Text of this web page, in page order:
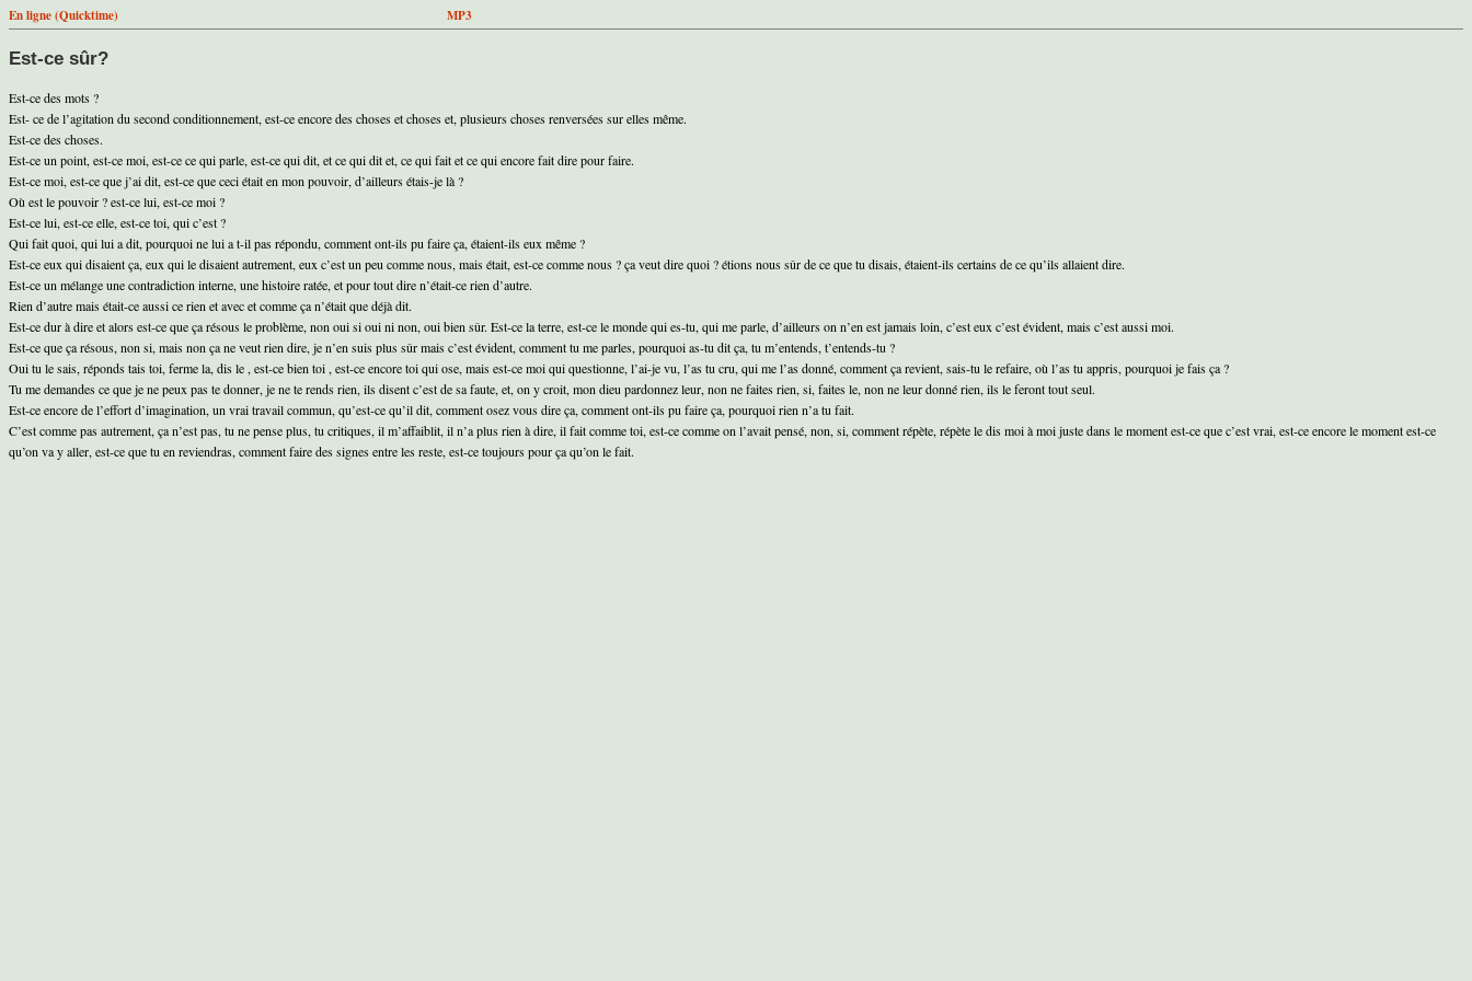
En ligne (Quicktime) MP3
Est-ce sûr?
Est-ce des mots ?
Est- ce de l’agitation du second conditionnement, est-ce encore des choses et choses et, plusieurs choses renversées sur elles même.
Est-ce des choses.
Est-ce un point, est-ce moi, est-ce ce qui parle, est-ce qui dit, et ce qui dit et, ce qui fait et ce qui encore fait dire pour faire.
Est-ce moi, est-ce que j’ai dit, est-ce que ceci était en mon pouvoir, d’ailleurs étais-je là ?
Où est le pouvoir ? est-ce lui, est-ce moi ?
Est-ce lui, est-ce elle, est-ce toi, qui c’est ?
Qui fait quoi, qui lui a dit, pourquoi ne lui a t-il pas répondu, comment ont-ils pu faire ça, étaient-ils eux même ?
Est-ce eux qui disaient ça, eux qui le disaient autrement, eux c’est un peu comme nous, mais était, est-ce comme nous ? ça veut dire quoi ? étions nous sûr de ce que tu disais, étaient-ils certains de ce qu’ils allaient dire.
Est-ce un mélange une contradiction interne, une histoire ratée, et pour tout dire n’était-ce rien d’autre.
Rien d’autre mais était-ce aussi ce rien et avec et comme ça n’était que déjà dit.
Est-ce dur à dire et alors est-ce que ça résous le problème, non oui si oui ni non, oui bien sûr. Est-ce la terre, est-ce le monde qui es-tu, qui me parle, d’ailleurs on n’en est jamais loin, c’est eux c’est évident, mais c’est aussi moi.
Est-ce que ça résous, non si, mais non ça ne veut rien dire, je n’en suis plus sûr mais c’est évident, comment tu me parles, pourquoi as-tu dit ça, tu m’entends, t’entends-tu ?
Oui tu le sais, réponds tais toi, ferme la, dis le , est-ce bien toi , est-ce encore toi qui ose, mais est-ce moi qui questionne, l’ai-je vu, l’as tu cru, qui me l’as donné, comment ça revient, sais-tu le refaire, où l’as tu appris, pourquoi je fais ça ?
Tu me demandes ce que je ne peux pas te donner, je ne te rends rien, ils disent c’est de sa faute, et, on y croit, mon dieu pardonnez leur, non ne faites rien, si, faites le, non ne leur donné rien, ils le feront tout seul.
Est-ce encore de l’effort d’imagination, un vrai travail commun, qu’est-ce qu’il dit, comment osez vous dire ça, comment ont-ils pu faire ça, pourquoi rien n’a tu fait.
C’est comme pas autrement, ça n’est pas, tu ne pense plus, tu critiques, il m’affaiblit, il n’a plus rien à dire, il fait comme toi, est-ce comme on l’avait pensé, non, si, comment répète, répète le dis moi à moi juste dans le moment est-ce que c’est vrai, est-ce encore le moment est-ce
qu’on va y aller, est-ce que tu en reviendras, comment faire des signes entre les reste, est-ce toujours pour ça qu’on le fait.